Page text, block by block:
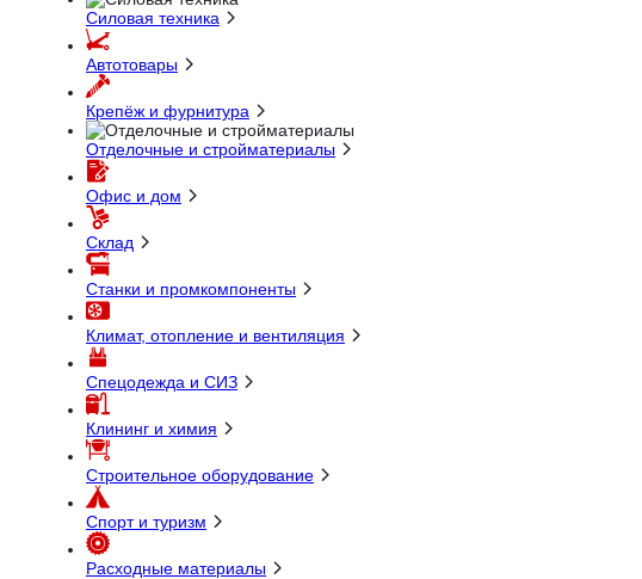
Силовая техника
Автотовары
Крепёж и фурнитура
Отделочные и стройматериалы
Офис и дом
Склад
Станки и промкомпоненты
Климат, отопление и вентиляция
Спецодежда и СИЗ
Клининг и химия
Строительное оборудование
Спорт и туризм
Расходные материалы